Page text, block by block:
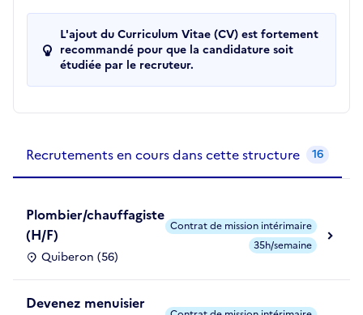
L'ajout du Curriculum Vitae (CV) est fortement
recommandé pour que la candidature soit
étudiée par le recruteur.
Recrutements en cours dans cette structure 16
Plombier/chauffagiste
(H/F)
Quiberon (56)
Contrat de mission intérimaire
35h/semaine
Devenez menuisier